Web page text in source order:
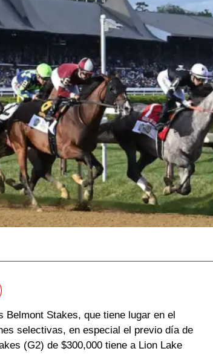
Stakes, que tiene lugar en el
selectivas, en especial el previo día de
(G2) de $300,000 tiene a Lion Lake